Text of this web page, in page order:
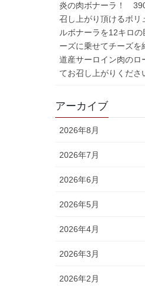
炎の肉ボナーラ！
召し上がり頂けるボリ
ルボナーラを12キロ
ーズに乗せてチーズ
道産サーロイン肉のロ
てお召し上がりくださ
アーカイブ
2026年8月
2026年7月
2026年6月
2026年5月
2026年4月
2026年3月
2026年2月